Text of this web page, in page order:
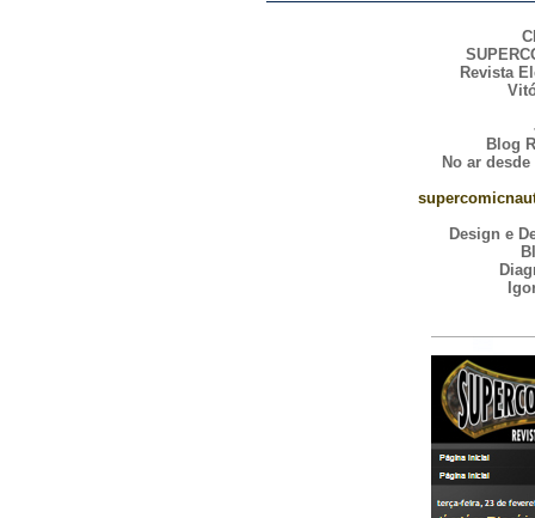
Revista
Blog
No ar
Design e